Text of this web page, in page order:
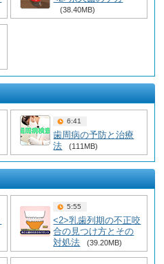
(38.40MB)
6:41
歯周病の予防と治療
法
(111MB)
5:55
<2>乳歯列期の不正咬
合の見つけ方とその
対処法
(39.20MB)